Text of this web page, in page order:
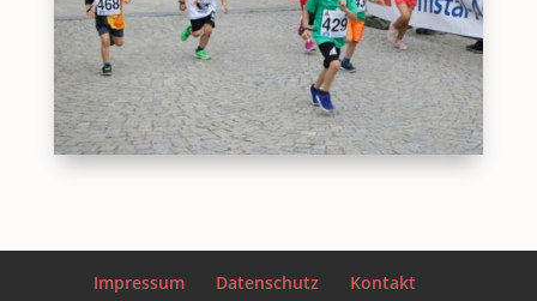
Impressum Datenschutz Kontakt